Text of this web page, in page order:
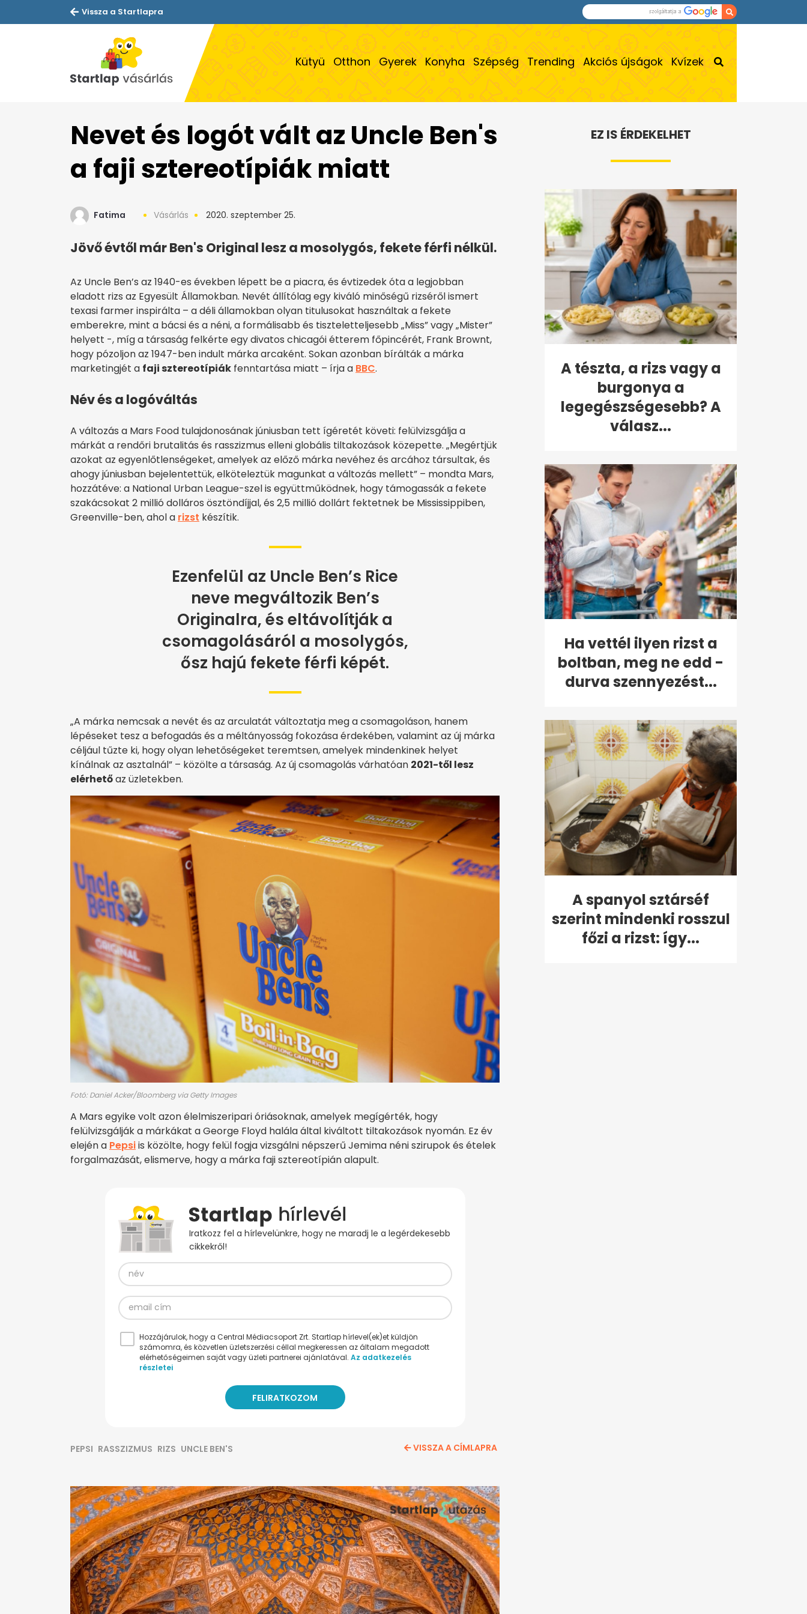
Vissza a Startlapra
Kütyü Otthon Gyerek Konyha Szépség Trending Akciós újságok Kvízek
Nevet és logót vált az Uncle Ben's
a faji sztereotípiák miatt
Fatima Vásárlás 2020. szeptember 25.
Jövő évtől már Ben's Original lesz a mosolygós, fekete férfi nélkül.
Az Uncle Ben’s az 1940-es években lépett be a piacra, és évtizedek óta a legjobban
eladott rizs az Egyesült Államokban. Nevét állítólag egy kiváló minőségű rizséről ismert
texasi farmer inspirálta – a déli államokban olyan titulusokat használtak a fekete
emberekre, mint a bácsi és a néni, a formálisabb és tiszteletteljesebb „Miss” vagy „Mister”
helyett -, míg a társaság felkérte egy divatos chicagói étterem főpincérét, Frank Brownt,
hogy pózoljon az 1947-ben indult márka arcaként. Sokan azonban bírálták a márka
marketingjét a faji sztereotípiák fenntartása miatt – írja a BBC.
Név és a logóváltás
A változás a Mars Food tulajdonosának júniusban tett ígéretét követi: felülvizsgálja a
márkát a rendőri brutalitás és rasszizmus elleni globális tiltakozások közepette. „Megértjük
azokat az egyenlőtlenségeket, amelyek az előző márka nevéhez és arcához társultak, és
ahogy júniusban bejelentettük, elköteleztük magunkat a változás mellett” – mondta Mars,
hozzátéve: a National Urban League-szel is együttműködnek, hogy támogassák a fekete
szakácsokat 2 millió dolláros ösztöndíjjal, és 2,5 millió dollárt fektetnek be Mississippiben,
Greenville-ben, ahol a rizst készítik.
Ezenfelül az Uncle Ben’s Rice
neve megváltozik Ben’s
Originalra, és eltávolítják a
csomagolásáról a mosolygós,
ősz hajú fekete férfi képét.
„A márka nemcsak a nevét és az arculatát változtatja meg a csomagoláson, hanem
lépéseket tesz a befogadás és a méltányosság fokozása érdekében, valamint az új márka
céljául tűzte ki, hogy olyan lehetőségeket teremtsen, amelyek mindenkinek helyet
kínálnak az asztalnál” – közölte a társaság. Az új csomagolás várhatóan 2021-től lesz
elérhetőaz üzletekben.
Fotó: Daniel Acker/Bloomberg via Getty Images
A Mars egyike volt azon élelmiszeripari óriásoknak, amelyek megígérték, hogy
felülvizsgálják a márkákat a George Floyd halála által kiváltott tiltakozások nyomán. Ez év
elején a Pepsiis közölte, hogy felül fogja vizsgálni népszerű Jemima néni szirupok és ételek
forgalmazását, elismerve, hogy a márka faji sztereotípián alapult.
Iratkozz fel a hírlevelünkre, hogy ne maradj le a legérdekesebb
cikkekről!
Hozzájárulok, hogy a Central Médiacsoport Zrt. Startlap hírlevel(ek)et küldjön
számomra, és közvetlen üzletszerzési céllal megkeressen az általam megadott
elérhetőségeimen saját vagy üzleti partnerei ajánlatával. Az adatkezelés
részletei
PEPSI RASSZIZMUS RIZS UNCLE BEN'S VISSZA A CÍMLAPRA
EZ IS ÉRDEKELHET
A tészta, a rizs vagy a
burgonya a
legegészségesebb? A
válasz...
Ha vettél ilyen rizst a
boltban, meg ne edd -
durva szennyezést...
A spanyol sztárséf
szerint mindenki rosszul
főzi a rizst: így...